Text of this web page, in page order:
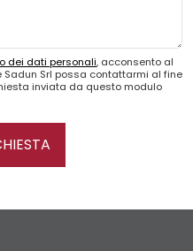
dei dati personali, acconsento al
Srl possa contattarmi al fine
inviata da questo modulo